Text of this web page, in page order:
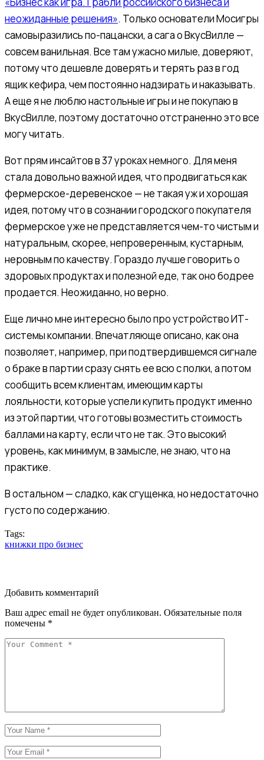
неожиданные решения». Только основатели Мосигры
самовыразились по-пацански, а сага о ВкусВилле —
совсем ванильная. Все там ужасно милые, доверяют,
потому что дешевле доверять и терять раз в год
ящик кефира, чем постоянно надзирать и наказывать.
А еще я не люблю настольные игры и не покупаю в
ВкусВилле, поэтому достаточно отстраненно это все
могу читать.
Вот прям инсайтов в 37 уроках немного. Для меня
стала довольно важной идея, что продвигаться как
фермерское-деревенское — не такая уж и хорошая
идея, потому что в сознании городского покупателя
фермерское уже не представляется чем-то чистым и
натуральным, скорее, непроверенным, кустарным,
неровным по качеству. Гораздо лучше говорить о
здоровых продуктах и полезной еде, так оно бодрее
продается. Неожиданно, но верно.
Еще лично мне интересно было про устройство ИТ-
системы компании. Впечатляюще описано, как она
позволяет, например, при подтвердившемся сигнале
о браке в партии сразу снять ее всю с полки, а потом
сообщить всем клиентам, имеющим карты
лояльности, которые успели купить продукт именно
из этой партии, что готовы возместить стоимость
баллами на карту, если что не так. Это высокий
уровень, как минимум, в замысле, не знаю, что на
практике.
В остальном — сладко, как сгущенка, но недостаточно
густо по содержанию.
Tags:
книжки про бизнес
Добавить комментарий
Ваш адрес email не будет опубликован. Обязательные поля
помечены *